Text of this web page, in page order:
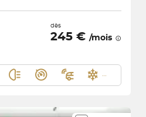
dès
245 € /mois